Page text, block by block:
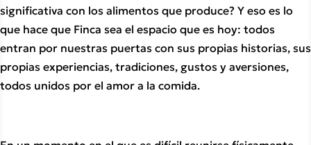
significativa con los alimentos que produce? Y eso es lo
que hace que Finca sea el espacio que es hoy: todos
entran por nuestras puertas con sus propias historias, sus
propias experiencias, tradiciones, gustos y aversiones,
todos unidos por el amor a la comida.